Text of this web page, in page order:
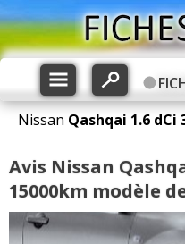
Nissan Qashqai 1.6 dCi
Avis Nissan
15000km modèle